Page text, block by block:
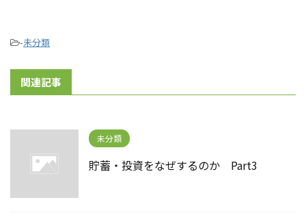
-未分類
関連記事
未分類
貯蓄・投資をなぜするのか Part3